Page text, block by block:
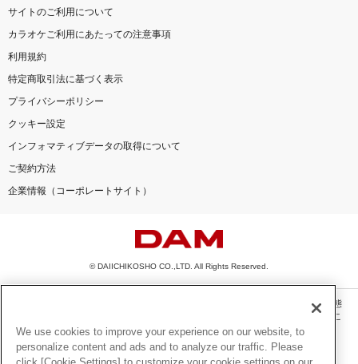
サイトのご利用について
カラオケご利用にあたっての注意事項
利用規約
特定商取引法に基づく表示
プライバシーポリシー
クッキー設定
インフォマティブデータの取得について
ご契約方法
企業情報（コーポレートサイト）
© DAIICHIKOSHO CO.,LTD. All Rights Reserved.
このサイトに掲載されている一切の文章・画像・写真・動画・音声等を、手段や形態
を問わず、著作権法の定める範囲を超えて無断で複製、転載、ファイル化などするこ
とを禁じます。
楽曲及びコンテンツは、機種によりご利用いただけない場合があります。
We use cookies to improve your experience on our website, to
personalize content and ads and to analyze our traffic. Please